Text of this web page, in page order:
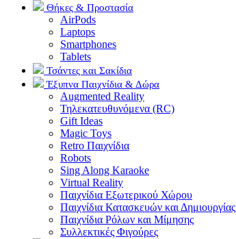
Θήκες & Προστασία
AirPods
Laptops
Smartphones
Tablets
Τσάντες και Σακίδια
Έξυπνα Παιχνίδια & Δώρα
Augmented Reality
Τηλεκατευθυνόμενα (RC)
Gift Ideas
Magic Toys
Retro Παιχνίδια
Robots
Sing Along Karaoke
Virtual Reality
Παιχνίδια Εξωτερικού Χώρου
Παιχνίδια Κατασκευών και Δημιουργίας
Παιχνίδια Ρόλων και Μίμησης
Συλλεκτικές Φιγούρες